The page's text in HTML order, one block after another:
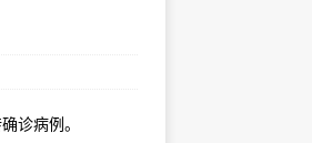
诊病例。